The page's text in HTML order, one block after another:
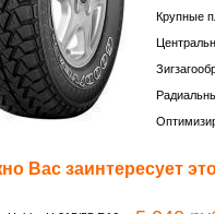
Крупные
Вас заинтересует